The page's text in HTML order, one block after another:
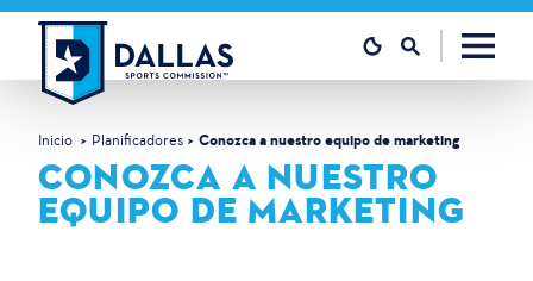
Ir al contenido
Inicio Planificadores Conozca a nuestro equipo de marketing
CONOZCA A NUESTRO
EQUIPO DE MARKETING